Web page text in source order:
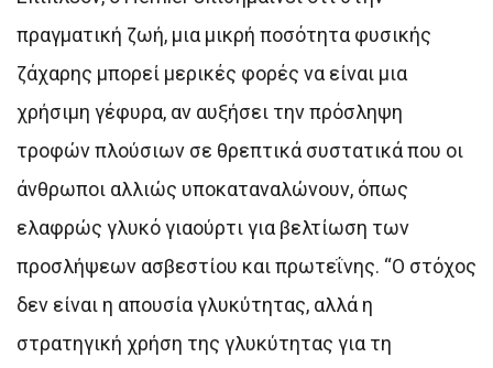
πραγματική ζωή, μια μικρή ποσότητα φυσικής
ζάχαρης μπορεί μερικές φορές να είναι μια
χρήσιμη γέφυρα, αν αυξήσει την πρόσληψη
τροφών πλούσιων σε θρεπτικά συστατικά που οι
άνθρωποι αλλιώς υποκαταναλώνουν, όπως
ελαφρώς γλυκό γιαούρτι για βελτίωση των
προσλήψεων ασβεστίου και πρωτεΐνης. “Ο στόχος
δεν είναι η απουσία γλυκύτητας, αλλά η
στρατηγική χρήση της γλυκύτητας για τη